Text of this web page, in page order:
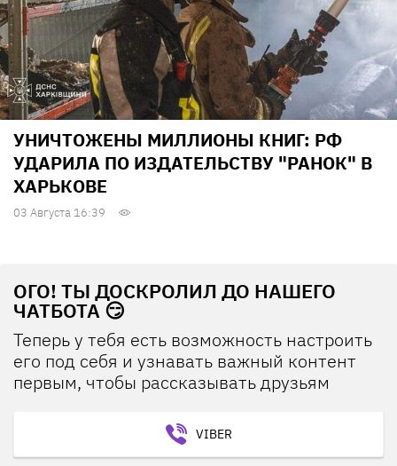
УНИЧТОЖЕНЫ МИЛЛИОНЫ КНИГ: РФ
УДАРИЛА ПО ИЗДАТЕЛЬСТВУ "РАНОК" В
ХАРЬКОВЕ
03 Августа 16:39
ОГО! ТЫ ДОСКРОЛИЛ ДО НАШЕГО
ЧАТБОТА 😏
Теперь у тебя есть возможность настроить
его под себя и узнавать важный контент
первым, чтобы рассказывать друзьям
VIBER